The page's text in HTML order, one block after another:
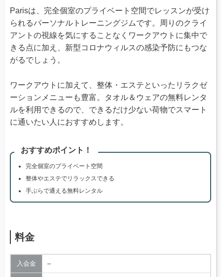
Parisは、完全個室のプライベート空間でレッスンが受け
られるパーソナルトレーニングジムです。周りのクライ
アントの視線を気にすることなくワークアウトに集中で
きる点に加え、新型コロナウィルスの感染予防にもつな
がるでしょう。
ワークアウトに加えて、整体・エステといったリラクゼ
ーションメニューも豊富。タオル＆ウェアの無料レンタ
ルを利用できるので、できるだけ少ない荷物でスマート
に通いたい人におすすめします。
おすすめポイント！
完全個室のプライベート空間
整体やエステでリラックスできる
手ぶらで通える無料レンタル
料金
入会金 –